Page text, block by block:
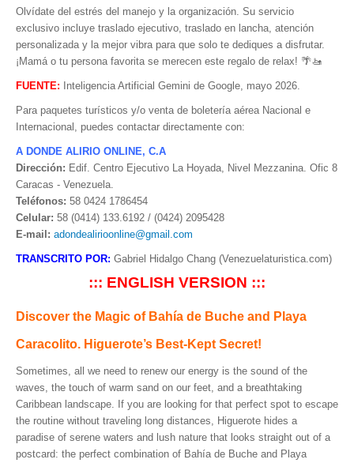
Olvídate del estrés del manejo y la organización. Su servicio
exclusivo incluye traslado ejecutivo, traslado en lancha, atención
personalizada y la mejor vibra para que solo te dediques a disfrutar.
¡Mamá o tu persona favorita se merecen este regalo de relax! 🌴🚤
FUENTE: Inteligencia Artificial Gemini de Google, mayo 2026.
Para paquetes turísticos y/o venta de boletería aérea Nacional e
Internacional, puedes contactar directamente con:
A DONDE ALIRIO ONLINE, C.A
Dirección: Edif. Centro Ejecutivo La Hoyada, Nivel Mezzanina. Ofic 8
Caracas - Venezuela.
Teléfonos: 58 0424 1786454
Celular: 58 (0414) 133.6192 / (0424) 2095428
E-mail: adondealirioonline@gmail.com
TRANSCRITO POR: Gabriel Hidalgo Chang (Venezuelaturistica.com)
::: ENGLISH VERSION :::
Discover the Magic of Bahía de Buche and Playa
Caracolito. Higuerote’s Best-Kept Secret!
Sometimes, all we need to renew our energy is the sound of the
waves, the touch of warm sand on our feet, and a breathtaking
Caribbean landscape. If you are looking for that perfect spot to escape
the routine without traveling long distances, Higuerote hides a
paradise of serene waters and lush nature that looks straight out of a
postcard: the perfect combination of Bahía de Buche and Playa